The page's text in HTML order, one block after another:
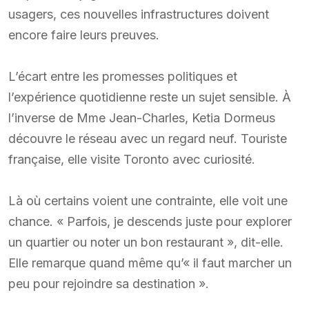
usagers, ces nouvelles infrastructures doivent
encore faire leurs preuves.
L’écart entre les promesses politiques et
l’expérience quotidienne reste un sujet sensible. À
l’inverse de Mme Jean-Charles, Ketia Dormeus
découvre le réseau avec un regard neuf. Touriste
française, elle visite Toronto avec curiosité.
Là où certains voient une contrainte, elle voit une
chance. « Parfois, je descends juste pour explorer
un quartier ou noter un bon restaurant », dit-elle.
Elle remarque quand même qu’« il faut marcher un
peu pour rejoindre sa destination ».